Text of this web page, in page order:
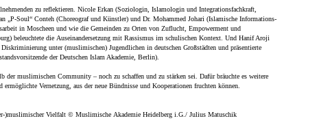
zu reflektieren. Nicole Erkan(Soziologin, Islamologin und Integrationsfachkraft,
„P-Soul“ Conteh(Choreograf und Künstler) und Dr. Mohammed Johari (Islamische Informations-
in Moscheen und wie die Gemeinden zu Orten von Zuflucht, Empowerment und
beleuchtete die Auseinandersetzung mit Rassismus im schulischen Kontext. Und Hanif Aroji
unter (muslimischen) Jugendlichen in deutschen Großstädten und präsentierte
der Deutschen Islam Akademie, Berlin).
muslimischen Community – noch zu schaffen und zu stärken sei. Dafür bräuchte es weitere
Vernetzung, aus der neue Bündnisse und Kooperationen fruchten können.
)muslimischer Vielfalt © Muslimische Akademie Heidelberg i.G./ Julius Matuschik